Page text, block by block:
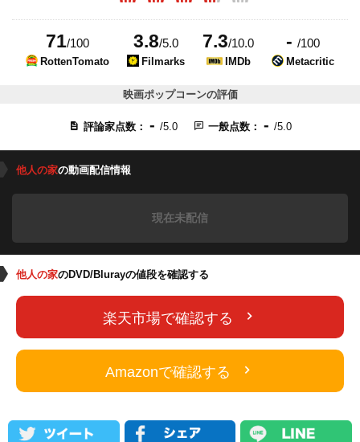
71/100
RottenTomato
3.8/5.0
Filmarks
7.3/10.0
IMDb
- /100
Metacritic
映画ポップコーンの評価
評論家点数： - /5.0 一般点数： - /5.0
他人の家の動画配信情報
現在未配信
他人の家のDVD/Blurayの値段を確認する
楽天市場で確認する
Amazonで確認する